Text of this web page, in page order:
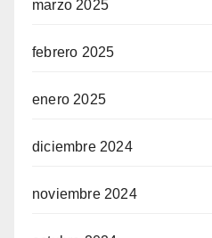
marzo 2025
febrero 2025
enero 2025
diciembre 2024
noviembre 2024